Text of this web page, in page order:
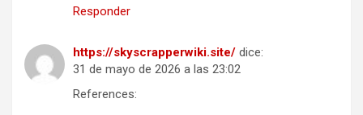
Responder
https://skyscrapperwiki.site/ dice:
31 de mayo de 2026 a las 23:02
References: